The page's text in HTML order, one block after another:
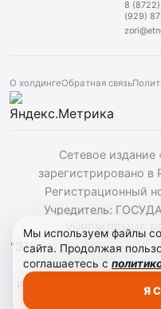
8
(929)
О холдингеОбратная связь
Сетевое издание
зарегистрировано в
Регистрационный
Учредитель:
УЧРЕЖДЕНИЕ
"ЭТНОМЕДИАХОЛДИНГ
Г. Н. Маллалиев,
использовании
Мы используем файлы
сайта. Продолжая
соглашаетесь с
Я